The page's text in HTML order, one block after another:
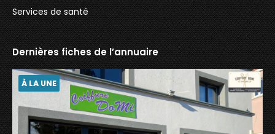
Services de santé
Dernières fiches de l’annuaire
À LA UNE